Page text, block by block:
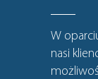
W
nasi